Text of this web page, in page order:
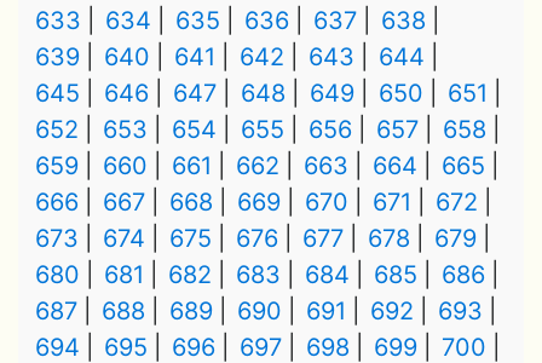
633
634 635 636 637
638
639
640 641 642 643
644
645
646 647 648 649 650
651
652
653 654 655 656 657
658
659
660 661 662 663 664
665
666
667 668 669 670 671
672
673
674 675 676 677 678
679
680
681 682 683 684 685
686
687
688 689 690 691 692
693
694
695 696 697 698 699
700